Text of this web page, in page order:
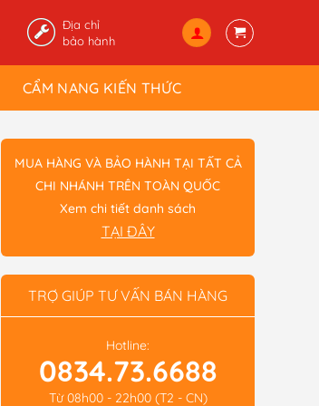
Địa chỉ
bảo hành
CẨM NANG KIẾN THỨC
MUA HÀNG VÀ BẢO HÀNH TẠI TẤT CẢ
CHI NHÁNH TRÊN TOÀN QUỐC
Xem chi tiết danh sách
TẠI ĐÂY
TRỢ GIÚP TƯ VẤN BÁN HÀNG
Hotline:
0834.73.6688
Từ 08h00 - 22h00 (T2 - CN)